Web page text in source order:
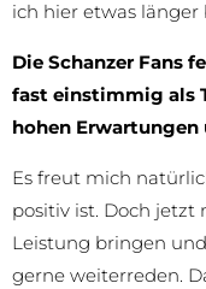
ich hier etwas länger
Die Schanzer Fans
fast einstimmig als
hohen Erwartungen
Es freut mich
positiv ist. Doch jetzt
Leistung bringen
gerne weiterreden.